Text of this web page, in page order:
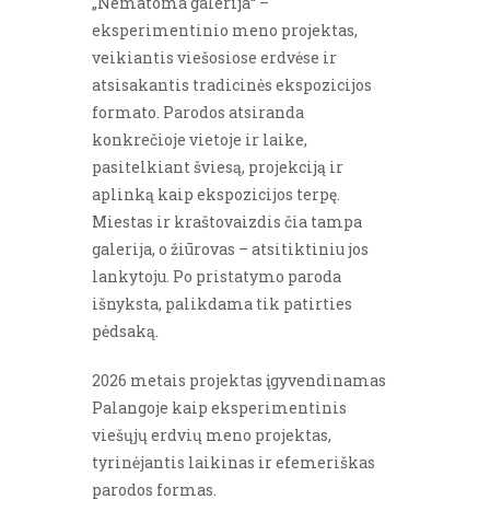
eksperimentinio meno projektas,
veikiantis viešosiose erdvėse ir
atsisakantis tradicinės ekspozicijos
formato. Parodos atsiranda
konkrečioje vietoje ir laike,
pasitelkiant šviesą, projekciją ir
aplinką kaip ekspozicijos terpę.
Miestas ir kraštovaizdis čia tampa
galerija, o žiūrovas – atsitiktiniu jos
lankytoju. Po pristatymo paroda
išnyksta, palikdama tik patirties
pėdsaką.
2026 metais projektas įgyvendinamas
Palangoje kaip eksperimentinis
viešųjų erdvių meno projektas,
tyrinėjantis laikinas ir efemeriškas
parodos formas.